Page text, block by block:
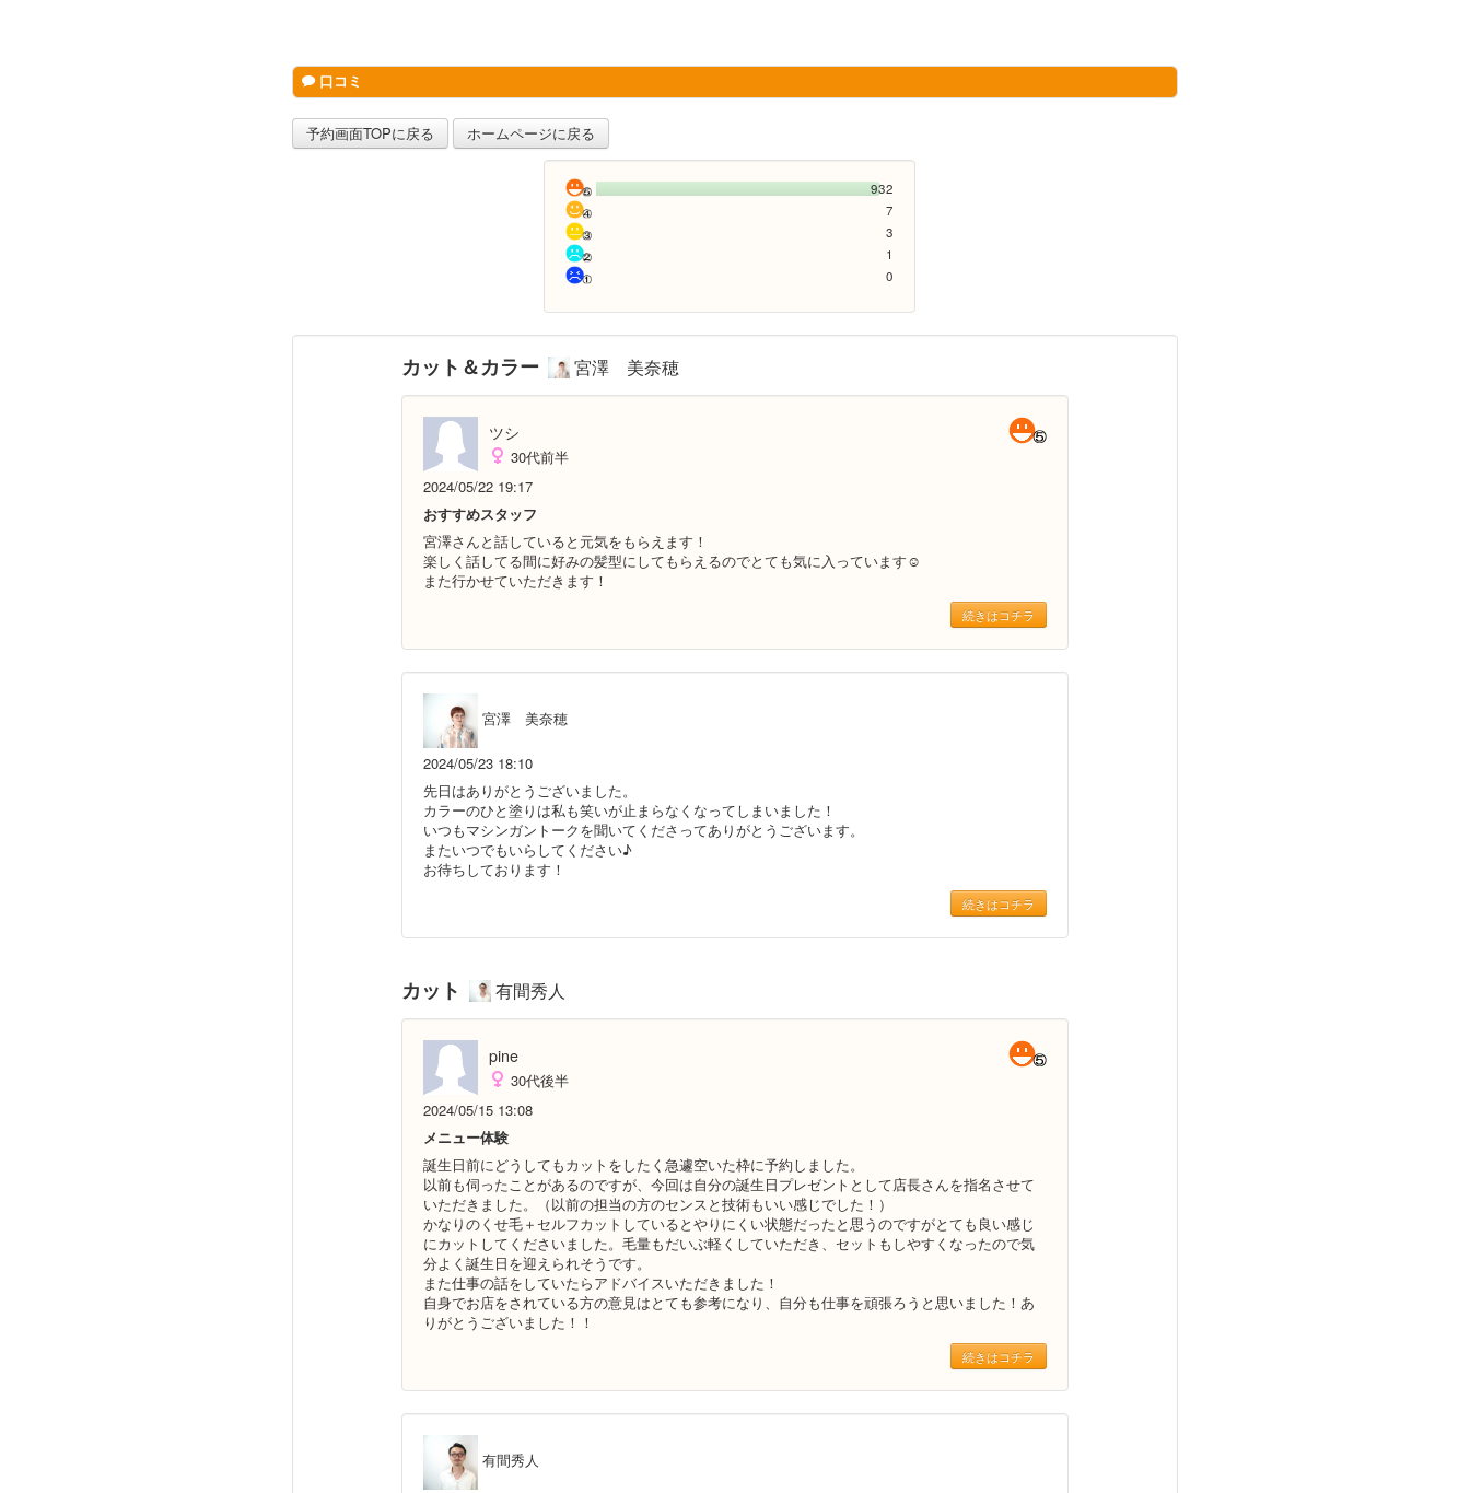
口コミ
予約画面TOPに戻る ホームページに戻る
932
7
3
1
0
カット＆カラー 宮澤 美奈穂
ツシ
30代前半
2024/05/22 19:17
おすすめスタッフ
宮澤さんと話していると元気をもらえます！
楽しく話してる間に好みの髪型にしてもらえるのでとても気に入っています☺️
また行かせていただきます！
続きはコチラ
宮澤 美奈穂
2024/05/23 18:10
先日はありがとうございました。
カラーのひと塗りは私も笑いが止まらなくなってしまいました！
いつもマシンガントークを聞いてくださってありがとうございます。
またいつでもいらしてください♪
お待ちしております！
続きはコチラ
カット 有間秀人
pine
30代後半
2024/05/15 13:08
メニュー体験
誕生日前にどうしてもカットをしたく急遽空いた枠に予約しました。
以前も伺ったことがあるのですが、今回は自分の誕生日プレゼントとして店長さんを指名させて
いただきました。（以前の担当の方のセンスと技術もいい感じでした！）
かなりのくせ毛＋セルフカットしているとやりにくい状態だったと思うのですがとても良い感じ
にカットしてくださいました。毛量もだいぶ軽くしていただき、セットもしやすくなったので気
分よく誕生日を迎えられそうです。
また仕事の話をしていたらアドバイスいただきました！
自身でお店をされている方の意見はとても参考になり、自分も仕事を頑張ろうと思いました！あ
りがとうございました！！
続きはコチラ
有間秀人